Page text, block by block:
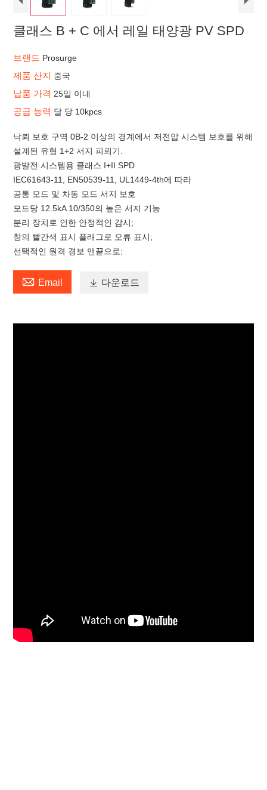
클래스 B + C 에서 레일 태양광 PV SPD
브랜드 Prosurge
제품 산지 중국
납품 가격 25일 이내
공급 능력 달 당 10kpcs
낙뢰 보호 구역 0B-2 이상의 경계에서 저전압 시스템 보호를 위해
설계된 유형 1+2 서지 피뢰기.
광발전 시스템용 클래스 I+II SPD
IEC61643-11, EN50539-11, UL1449-4th에 따라
공통 모드 및 차동 모드 서지 보호
모드당 12.5kA 10/350의 높은 서지 기능
분리 장치로 인한 안정적인 감시;
창의 빨간색 표시 플래그로 오류 표시;
선택적인 원격 경보 맨끝으로;
 Email  다운로드